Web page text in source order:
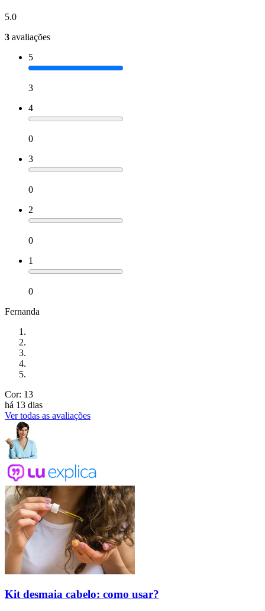
5.0
3 avaliações
5
3
4
0
3
0
2
0
1
0
Fernanda
Cor: 13
há 13 dias
Ver todas as avaliações
Kit desmaia cabelo: como usar?